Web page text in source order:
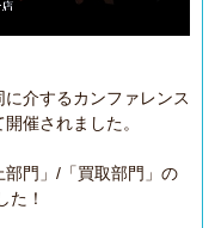
介するカンファレンス
催されました。
門」/「買取部門」の
た！